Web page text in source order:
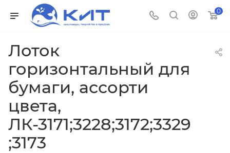
0
Лоток
горизонтальный для
бумаги, ассорти
цвета,
ЛК-3171;3228;3172;3329
;3173